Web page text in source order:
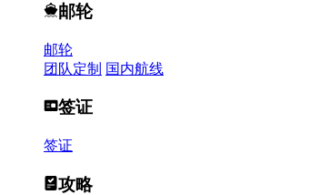
邮轮
邮轮
团队定制 国内航线
签证
签证
攻略